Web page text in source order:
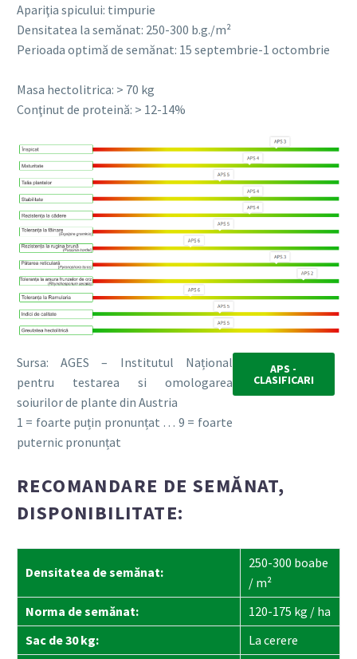
Apariţia spicului: timpurie
Densitatea la semănat: 250-300 b.g./m²
Perioada optimă de semănat: 15 septembrie-1 octombrie
Masa hectolitrica: > 70 kg
Conţinut de proteină: > 12-14%
Sursa: AGES – Institutul Național
pentru testarea si omologarea
soiurilor de plante din Austria
1 = foarte puțin pronunțat … 9 = foarte
puternic pronunțat
APS -
CLASIFICARI
RECOMANDARE DE SEMĂNAT,
DISPONIBILITATE:
Densitatea de semănat:
250-300 boabe
/ m²
Norma de semănat:
120-175 kg / ha
Sac de 30 kg:
La cerere